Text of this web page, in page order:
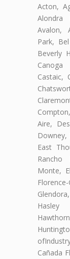
Acton,
Alondra
Avalon,
Park,
Beverly
Castaic,
Aire,
Downey,
East
Rancho
Monte,
Hasley
Cañada